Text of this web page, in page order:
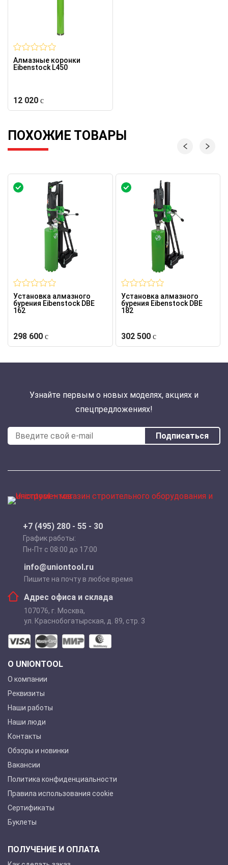
Алмазные коронки
Eibenstock L450
12 020
ПОХОЖИЕ ТОВАРЫ
Установка алмазного
бурения Eibenstock DBE
162
298 600
Установка алмазного
бурения Eibenstock DBE
182
302 500
Узнайте первым о новых моделях, акциях и
спецпредложениях!
Подписаться
+7 (495) 280 - 55 - 30
График работы:
Пн-Пт с 08:00 до 17:00
info@uniontool.ru
Пишите на почту в любое время
Адрес офиса и склада
107076, г. Москва,
ул. Краснобогатырская, д. 89, стр. 3
О UNIONTOOL
О компании
Реквизиты
Наши работы
Наши люди
Контакты
Обзоры и новинки
Вакансии
Политика конфиденциальности
Правила использования cookie
Сертификаты
Буклеты
ПОЛУЧЕНИЕ И ОПЛАТА